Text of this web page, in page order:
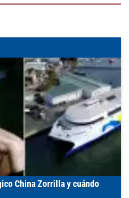
China Zorrilla y cuándo